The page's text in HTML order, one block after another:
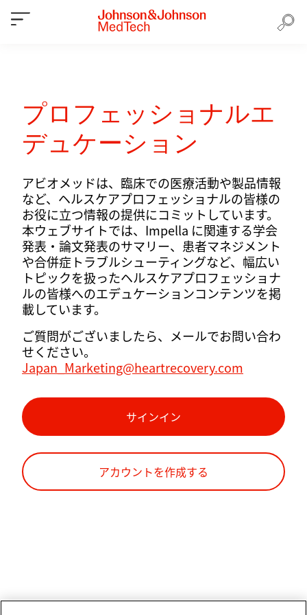
プロフェッショナルエ
デュケーション
アビオメッドは、臨床での医療活動や製品情報
など、ヘルスケアプロフェッショナルの皆様の
お役に立つ情報の提供にコミットしています。
本ウェブサイトでは、Impella に関連する学会
発表・論文発表のサマリー、患者マネジメント
や合併症トラブルシューティングなど、幅広い
トピックを扱ったヘルスケアプロフェッショナ
ルの皆様へのエデュケーションコンテンツを掲
載しています。
ご質問がございましたら、メールでお問い合わ
せください。
Japan_Marketing@heartrecovery.com